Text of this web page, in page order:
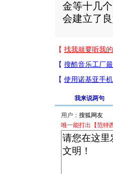
金等十几
会建立了
我来说两句
用户：
唯一能打出【范特